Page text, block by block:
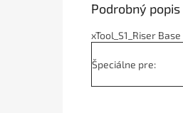
Podrobný popis
xTool_S1_Riser Base
Špeciálne pre: